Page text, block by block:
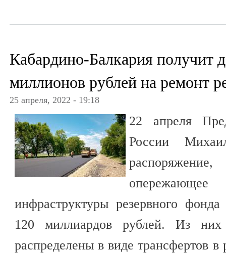
Кабардино-Балкария получит
миллионов рублей на ремонт
25 апреля, 2022 - 19:18
22 апреля
России
опережающее
инфраструктуры резервного
120 миллиардов рублей. Из
распределены в виде трансфертов